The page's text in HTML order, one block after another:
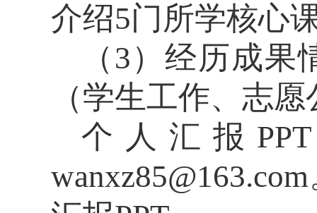
介绍5门所学核心
（ 3 ）经历成果
（学生工作、志
个人汇报 PPT
wanxz85@163.com